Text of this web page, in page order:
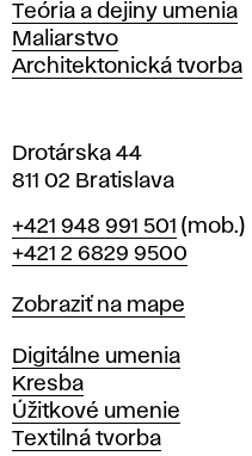
l
a
v
Katedry
Teória a dejiny umenia
Maliarstvo
Architektonická tvorba
Drotárska 44
811 02 Bratislava
Telefón
+421 948 991 501 (mob.)
+421 2 6829 9500
Mapa
Zobraziť na mape
Katedry
Digitálne umenia
Kresba
Úžitkové umenie
Textilná tvorba